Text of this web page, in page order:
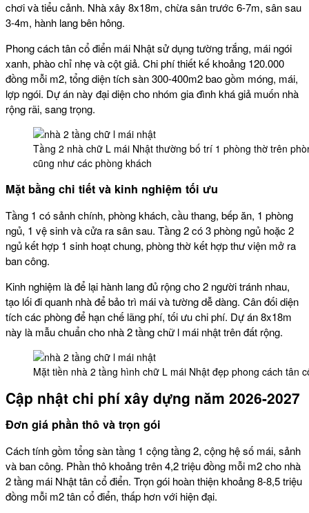
chơi và tiểu cảnh. Nhà xây 8x18m, chừa sân trước 6-7m, sân sau
3-4m, hành lang bên hông.
Phong cách tân cổ điển mái Nhật sử dụng tường trắng, mái ngói
xanh, phào chỉ nhẹ và cột giả. Chi phí thiết kế khoảng 120.000
đồng mỗi m2, tổng diện tích sàn 300-400m2 bao gồm móng, mái,
lợp ngói. Dự án này đại diện cho nhóm gia đình khá giả muốn nhà
rộng rãi, sang trọng.
Tầng 2 nhà chữ L mái Nhật thường bố trí 1 phòng thờ trên
cũng như các phòng khách
Mặt bằng chi tiết và kinh nghiệm tối ưu
Tầng 1 có sảnh chính, phòng khách, cầu thang, bếp ăn, 1 phòng
ngủ, 1 vệ sinh và cửa ra sân sau. Tầng 2 có 3 phòng ngủ hoặc 2
ngủ kết hợp 1 sinh hoạt chung, phòng thờ kết hợp thư viện mở ra
ban công.
Kinh nghiệm là để lại hành lang đủ rộng cho 2 người tránh nhau,
tạo lối đi quanh nhà để bảo trì mái và tường dễ dàng. Cân đối diện
tích các phòng để hạn chế lãng phí, tối ưu chi phí. Dự án 8x18m
này là mẫu chuẩn cho nhà 2 tầng chữ l mái nhật trên đất rộng.
Mặt tiền nhà 2 tầng hình chữ L mái Nhật đẹp phong cách tân
Cập nhật chi phí xây dựng năm 2026-2027
Đơn giá phần thô và trọn gói
Cách tính gồm tổng sàn tầng 1 cộng tầng 2, cộng hệ số mái, sảnh
và ban công. Phần thô khoảng trên 4,2 triệu đồng mỗi m2 cho nhà
2 tầng mái Nhật tân cổ điển. Trọn gói hoàn thiện khoảng 8-8,5 triệu
đồng mỗi m2 tân cổ điển, thấp hơn với hiện đại.